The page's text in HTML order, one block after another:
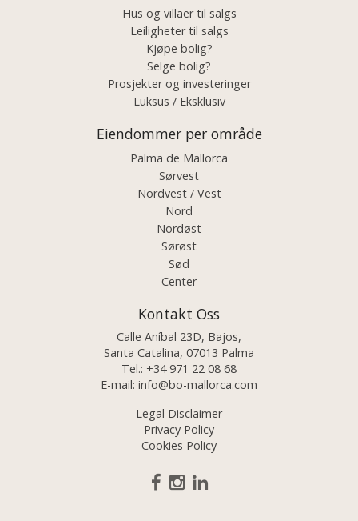
Hus og villaer til salgs
Leiligheter til salgs
Kjøpe bolig?
Selge bolig?
Prosjekter og investeringer
Luksus / Eksklusiv
Eiendommer per område
Palma de Mallorca
Sørvest
Nordvest / Vest
Nord
Nordøst
Sørøst
Sød
Center
Kontakt Oss
Calle Aníbal 23D, Bajos,
Santa Catalina, 07013 Palma
Tel.: +34 971 22 08 68
E-mail: info@bo-mallorca.com
Legal Disclaimer
Privacy Policy
Cookies Policy